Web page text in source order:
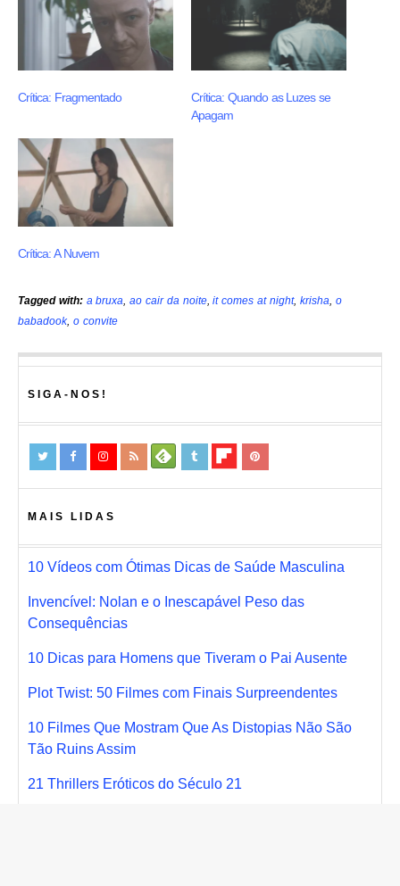
Crítica: Fragmentado
Crítica: Quando as Luzes se
Apagam
Crítica: A Nuvem
Tagged with: a bruxa,ao cair da noite,it comes at night, krisha, o
babadook, o convite
SIGA-NOS!
MAIS LIDAS
10 Vídeos com Ótimas Dicas de Saúde Masculina
Invencível: Nolan e o Inescapável Peso das
Consequências
10 Dicas para Homens que Tiveram o Pai Ausente
Plot Twist: 50 Filmes com Finais Surpreendentes
10 Filmes Que Mostram Que As Distopias Não São
Tão Ruins Assim
21 Thrillers Eróticos do Século 21